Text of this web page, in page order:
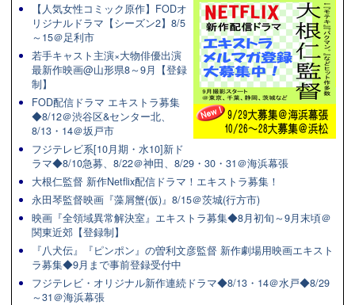
【人気女性コミック原作】FODオ
リジナルドラマ【シーズン2】8/5
～15＠足利市
若手キャスト主演×大物俳優出演
最新作映画@山形県8～9月【登録
制】
FOD配信ドラマ エキストラ募集
◆8/12＠渋谷区&センター北、
8/13・14＠坂戸市
フジテレビ系[10月期・水10]新ド
ラマ◆8/10急募、8/22＠神田、8/29・30・31＠海浜幕張
大根仁監督 新作Netflix配信ドラマ！エキストラ募集！
永田琴監督映画『藻屑蟹(仮)』8/15＠茨城(行方市)
映画『全領域異常解決室』エキストラ募集◆8月初旬～9月末頃＠
関東近郊【登録制】
『八犬伝』『ピンポン』の曽利文彦監督 新作劇場用映画エキスト
ラ募集◆9月まで事前登録受付中
フジテレビ・オリジナル新作連続ドラマ◆8/13・14＠水戸◆8/29
～31＠海浜幕張